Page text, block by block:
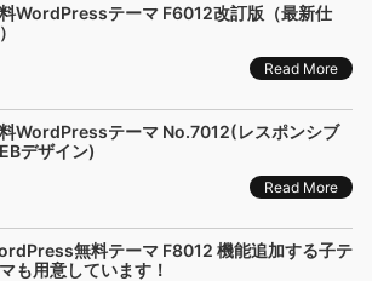
WordPressテーマ F6012改訂版（最新仕
Read More
WordPressテーマ No.7012(レスポンシブ
デザイン)
Read More
無料テーマ F8012 機能追加する子テ
も用意しています！